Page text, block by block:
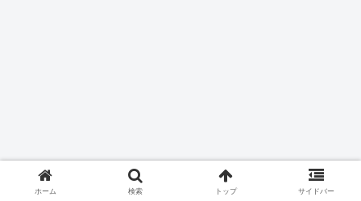
ホーム 検索 トップ サイドバー